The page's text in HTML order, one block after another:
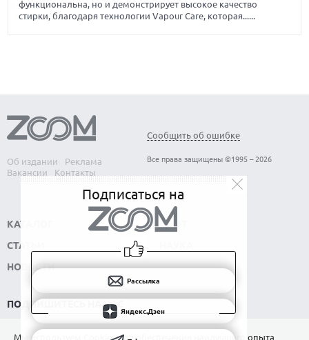
функциональна, но и демонстрирует высокое качество
стирки, благодаря технологии Vapour Care, которая......
Об издании
Реклама
Вакансии
Контакты
Сообщить об ошибке
Все права защищены ©1995 – 2026
КАТАЛОГ
СТАТЬИ
НОВОСТИ
СОФТ
ПОДПИШИТЕСЬ НА НАС
РАССЫЛКА
Подписаться на
Рассылка
Яндекс.Дзен
Мы используем Сookies для обеспечения наилучшего опыта